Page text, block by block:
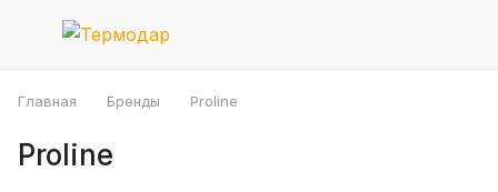
Главная Бренды Proline
Proline